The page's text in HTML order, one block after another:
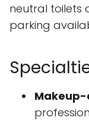
neutral toilets
parking